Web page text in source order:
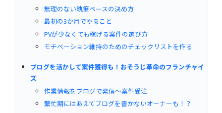
無理のない執筆ペースの決め方
最初の3か月でやること
PVが少なくても稼げる案件の選び方
モチベーション維持のためのチェックリストを作る
ブログを活かして案件獲得も！おそうじ革命のフランチャイ
ズ
作業情報をブログで発信〜案件受注
繁忙期にはあえてブログを書かないオーナーも！？